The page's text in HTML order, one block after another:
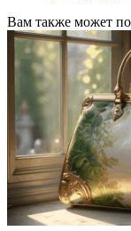
Вам также может